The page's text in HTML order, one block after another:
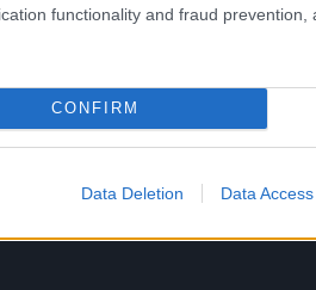
functionality and fraud prevention,
CONFIRM
Data Deletion Data Access